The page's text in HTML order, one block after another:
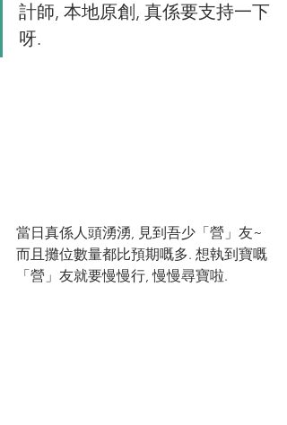
計師, 本地原創, 真係要支持一下
呀.
當日真係人頭湧湧, 見到吾少「營」友~
而且攤位數量都比預期嘅多. 想執到寶嘅
「營」友就要慢慢行, 慢慢尋寶啦.